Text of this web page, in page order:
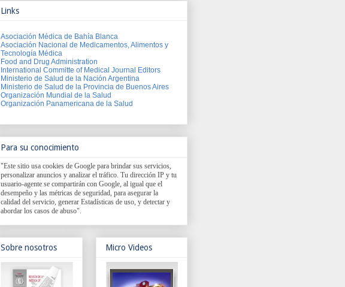
Links
Asociación Médica de Bahía Blanca
Asociación Nacional de Medicamentos, Alimentos y
Tecnología Médica
Food and Drug Administration
International Committe of Medical Journal Editors
Ministerio de Salud de la Nación Argentina
Ministerio de Salud de la Provincia de Buenos Aires
Organización Mundial de la Salud
Organización Panamericana de la Salud
Para su conocimiento
"Este sitio usa cookies de Google para brindar sus servicios,
personalizar anuncios y analizar el tráfico. Tu dirección IP y tu
usuario-agente se compartirán con Google, al igual que el
desempeño y las métricas de seguridad, para asegurar la
calidad del servicio, generar Estadísticas de uso, y detectar y
abordar los casos de abuso".
Sobre nosotros Micro Videos